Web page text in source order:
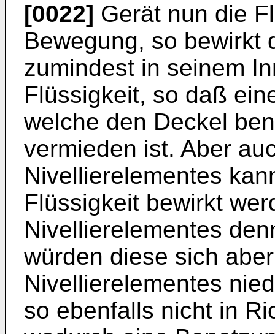
[0022] Gerät nun die
Bewegung, so bewirkt
zumindest in seinem
Flüssigkeit, so daß
welche den Deckel
vermieden ist. Aber
Nivellierelementes
Flüssigkeit bewirkt
Nivellierelementes
würden diese sich
Nivellierelementes
so ebenfalls nicht in